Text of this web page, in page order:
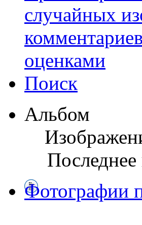
случайных
комментариев
оценками
Поиск
Альбом
Фотографии